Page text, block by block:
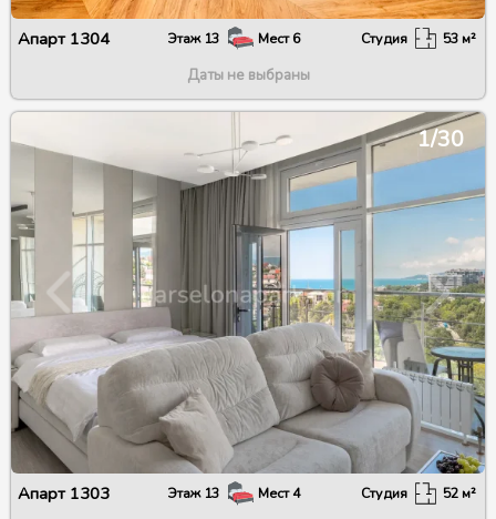
Апарт 1304 Этаж 13 Мест6 Студия 53м²
Даты не выбраны
1/30
Апарт 1303 Этаж 13 Мест4 Студия 52м²